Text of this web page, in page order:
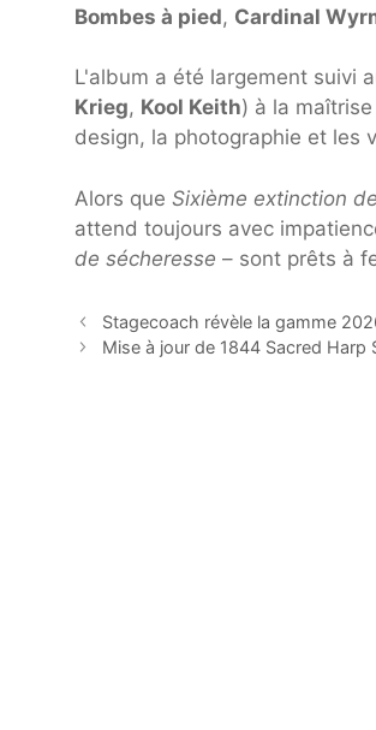
Bombes à pied, Cardinal
L'album a été largement suivi
Krieg, Kool Keith) à la
design, la photographie et les
Alors que Sixième extinction
attend toujours avec
de sécheresse – sont prêts à
Stagecoach révèle la gamme
Mise à jour de 1844 Sacred